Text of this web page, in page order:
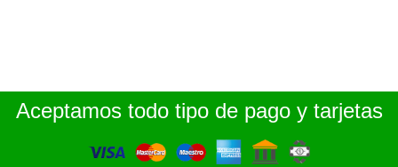
Aceptamos todo tipo de pago y tarjetas